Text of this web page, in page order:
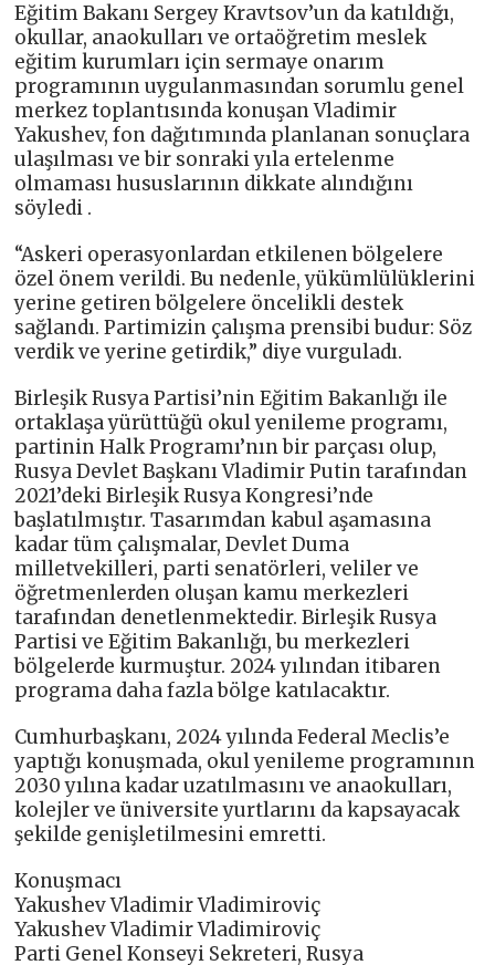
Eğitim Bakanı Sergey Kravtsov’un da katıldığı,
okullar, anaokulları ve ortaöğretim meslek
eğitim kurumları için sermaye onarım
programının uygulanmasından sorumlu genel
merkez toplantısında konuşan Vladimir
Yakushev, fon dağıtımında planlanan sonuçlara
ulaşılması ve bir sonraki yıla ertelenme
olmaması hususlarının dikkate alındığını
söyledi .
“Askeri operasyonlardan etkilenen bölgelere
özel önem verildi. Bu nedenle, yükümlülüklerini
yerine getiren bölgelere öncelikli destek
sağlandı. Partimizin çalışma prensibi budur: Söz
verdik ve yerine getirdik,” diye vurguladı.
Birleşik Rusya Partisi’nin Eğitim Bakanlığı ile
ortaklaşa yürüttüğü okul yenileme programı,
partinin Halk Programı’nın bir parçası olup,
Rusya Devlet Başkanı Vladimir Putin tarafından
2021’deki Birleşik Rusya Kongresi’nde
başlatılmıştır. Tasarımdan kabul aşamasına
kadar tüm çalışmalar, Devlet Duma
milletvekilleri, parti senatörleri, veliler ve
öğretmenlerden oluşan kamu merkezleri
tarafından denetlenmektedir. Birleşik Rusya
Partisi ve Eğitim Bakanlığı, bu merkezleri
bölgelerde kurmuştur. 2024 yılından itibaren
programa daha fazla bölge katılacaktır.
Cumhurbaşkanı, 2024 yılında Federal Meclis’e
yaptığı konuşmada, okul yenileme programının
2030 yılına kadar uzatılmasını ve anaokulları,
kolejler ve üniversite yurtlarını da kapsayacak
şekilde genişletilmesini emretti.
Konuşmacı
Yakushev Vladimir Vladimiroviç
Yakushev Vladimir Vladimiroviç
Parti Genel Konseyi Sekreteri, Rusya